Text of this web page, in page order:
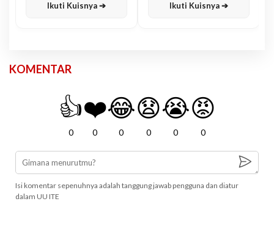
Ikuti Kuisnya ➔ Ikuti Kuisnya ➔
KOMENTAR
👍
0
❤️
0
😂
0
😧
0
😭
0
😡
0
Isi komentar sepenuhnya adalah tanggung jawab pengguna dan diatur
dalam UU ITE